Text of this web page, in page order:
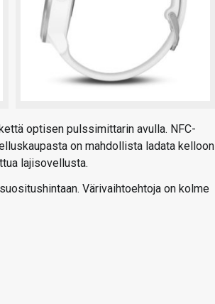
optisen pulssimittarin avulla. NFC-
on mahdollista ladata kelloon
lajisovellusta.
Värivaihtoehtoja on kolme